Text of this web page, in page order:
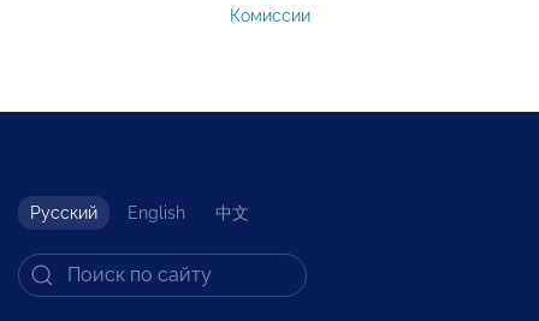
Комиссии
Русский English 中文